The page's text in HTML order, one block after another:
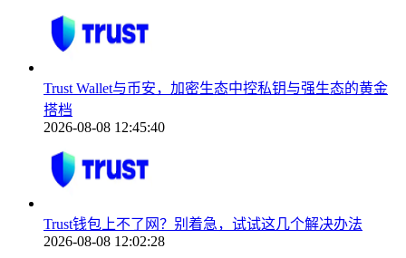
Trust Wallet与币安，加密生态中控私钥与强生态的黄金
搭档
2026-08-08 12:45:40
Trust钱包上不了网？别着急，试试这几个解决办法
2026-08-08 12:02:28